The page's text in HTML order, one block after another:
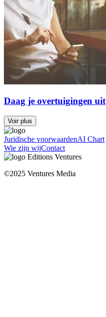
Daag je overtuigingen uit
Voir plus
Juridische voorwaardenAI Chart
Wie zijn wijContact
©2025 Ventures Media